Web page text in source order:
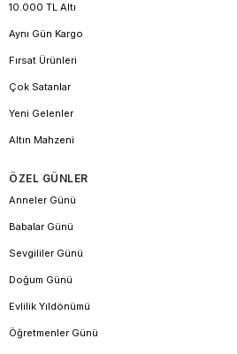
10.000 TL Altı
Aynı Gün Kargo
Fırsat Ürünleri
Çok Satanlar
Yeni Gelenler
Altın Mahzeni
ÖZEL GÜNLER
Anneler Günü
Babalar Günü
Sevgililer Günü
Doğum Günü
Evlilik Yıldönümü
Öğretmenler Günü